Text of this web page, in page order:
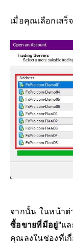
เมื่อคุณเลือกเสร็
จากนั้น ในหน้าต่
ซื้อขายที่มีอยู่"แล
คุณลงในช่องที่เ